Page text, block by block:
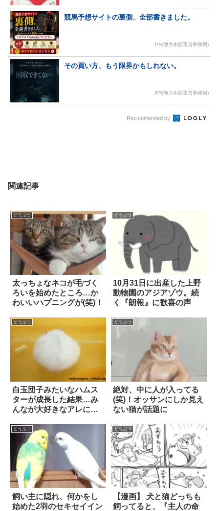
競馬予想サイトの裏側、全部書きました。
PR(他力本願運営事務局)
その買い方、もう限界かもしれない。
PR(他力本願運営事務局)
Recommended by
関連記事
どうぶつ
太っちょなネコが毛づく
ろいを始めたところ…か
わいいハプニングが(笑)！
どうぶつ
10月31日に出産した上野
動物園のアジアゾウ。続
く『朗報』に歓喜の声
どうぶつ
白玉団子みたいなハムス
ターが成長した結果…み
んなが大好きなアレに進
どうぶつ
絶対、中に人が入ってる
(笑)！オッサンにしか見え
ない猫が話題に
どうぶつ
飼い主に隠れ、何かをし
始めた2羽のセキセイイン
どうぶつ
【漫画】 犬と猫どっちも
飼ってると、『主人の命